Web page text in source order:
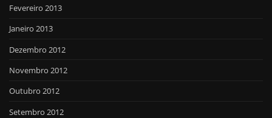
Fevereiro 2013
Janeiro 2013
Dezembro 2012
Novembro 2012
Outubro 2012
Setembro 2012